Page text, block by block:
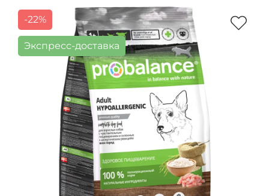
-22%
Экспресс-доставка